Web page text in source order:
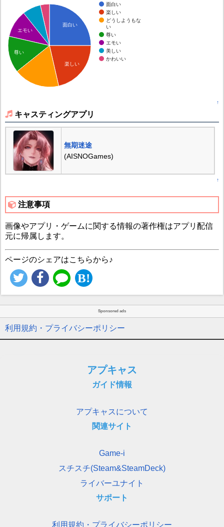
面白い
楽しい
どうしようもな
い
尊い
エモい
美しい
かわいい
面白い
楽しい
エモい
尊い
↑
キャスティングアプリ
無期迷途
(AISNOGames)
↑
注意事項
画像やアプリ・ゲームに関する情報の著作権はアプリ配信
元に帰属します。
ページのシェアはこちらから♪
Sponsored ads
利用規約・プライバシーポリシー
アプキャス
ガイド情報
アプキャスについて
関連サイト
Game-i
スチスチ(Steam&SteamDeck)
ライバーユナイト
サポート
利用規約・プライバシーポリシー